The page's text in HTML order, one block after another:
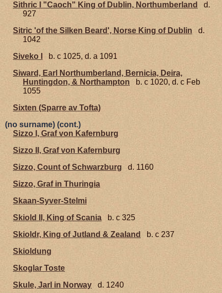
Sithric I "Caoch" King of Dublin, Northumberland
d.
927
Sitric 'of the Silken Beard', Norse King of Dublin
d.
1042
Siveko I
b. c 1025, d. a 1091
Siward, Earl Northumberland, Bernicia, Deira,
Huntingdon, & Northampton
b. c 1020, d. c Feb
1055
Sixten (Sparre av Tofta)
(no surname) (cont.)
Sizzo I, Graf von Kafernburg
Sizzo II, Graf von Kafernburg
Sizzo, Count of Schwarzburg
d. 1160
Sizzo, Graf in Thuringia
Skaan-Syver-Stelmi
Skiold II, King of Scania
b. c 325
Skioldr, King of Jutland & Zealand
b. c 237
Skioldung
Skoglar Toste
Skule, Jarl in Norway
d. 1240